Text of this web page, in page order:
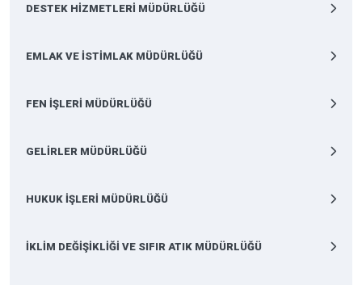
DESTEK HİZMETLERİ MÜDÜRLÜĞÜ
EMLAK VE İSTİMLAK MÜDÜRLÜĞÜ
FEN İŞLERİ MÜDÜRLÜĞÜ
GELİRLER MÜDÜRLÜĞÜ
HUKUK İŞLERİ MÜDÜRLÜĞÜ
İKLİM DEĞİŞİKLİĞİ VE SIFIR ATIK MÜDÜRLÜĞÜ